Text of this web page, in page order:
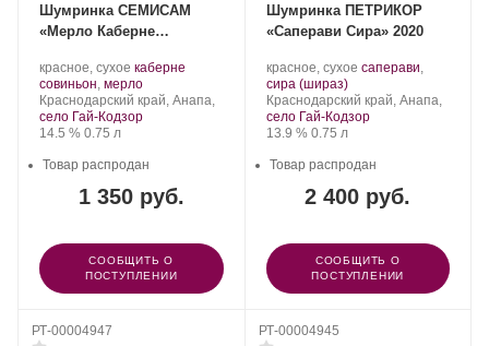
Шумринка СЕМИСАМ
«Мерло Каберне
Производитель:
Шумринка.
красное, сухое .
Сорт
винограда:
каберне
совиньон, мерло.
Регион:
Краснодарский край, Анапа,
село Гай-Кодзор
Крепость
14.5 %. Объем
0.75 л
1 350 руб.
Товар распродан
СООБЩИТЬ О
ПОСТУПЛЕНИИ
Шумринка ПЕТРИКОР
«Саперави Сира» 2020
Производитель:
Шумринка.
красное, сухое .
винограда:
саперави,
сира (шираз).
Регион:
Краснодарский край, Анапа,
село Гай-Кодзор
Крепость
13.9 %. Объем
0.75 л
2 400 руб.
Товар распродан
СООБЩИТЬ О
ПОСТУПЛЕНИИ
РТ-00004947 РТ-00004945